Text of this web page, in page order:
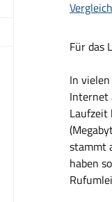
Vergleich
Für das
In
Internet
Laufzeit
stammt
haben